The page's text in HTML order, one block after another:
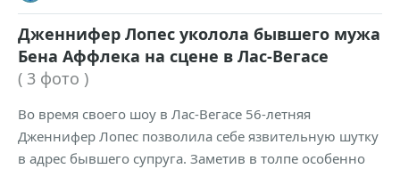
Дженнифер Лопес уколола бывшего мужа
Бена Аффлека на сцене в Лас-Вегасе
( 3 фото )
Во время своего шоу в Лас-Вегасе 56-летняя
Дженнифер Лопес позволила себе язвительную шутку
в адрес бывшего супруга. Заметив в толпе особенно